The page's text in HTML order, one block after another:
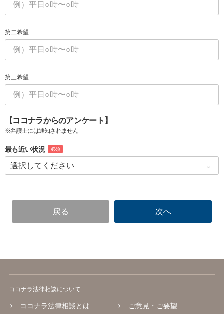
第二希望
第三希望
【ココナラからのアンケート】
※弁護士には通知されません
最も近い状況 必須
ココナラ法律相談について
ココナラ法律相談とは
ご意見・ご要望